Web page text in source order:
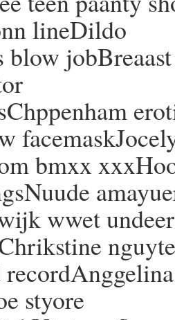
lineDildo
blow
bmxx
wwet
styore